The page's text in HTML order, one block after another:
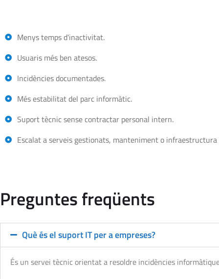
Menys temps d'inactivitat.
Usuaris més ben atesos.
Incidències documentades.
Més estabilitat del parc informàtic.
Suport tècnic sense contractar personal intern.
Escalat a serveis gestionats, manteniment o infraestructura
Preguntes freqüents
Què és el suport IT per a empreses?
És un servei tècnic orientat a resoldre incidències